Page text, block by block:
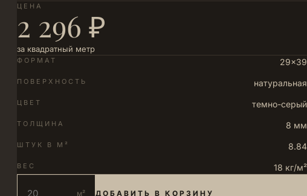
ЦЕНА
2 296 ₽
за квадратный метр
ФОРМАТ 29×39
ПОВЕРХНОСТЬ натуральная
ЦВЕТ темно-серый
ТОЛЩИНА 8 мм
ШТУК В М² 8.84
ВЕС 18 кг/м²
м² ДОБАВИТЬ В КОРЗИНУ